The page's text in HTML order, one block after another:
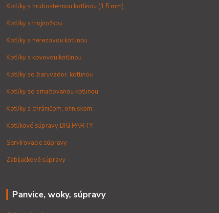
Kotlíky s hrubostennou kotlinou (1,5 mm)
Kotlíky s trojnožkou
Kotlíky s nerezovou kotlinou
Kotlíky s kovovou kotlinou
Kotlíky so žiaruvzdor. kotlinou
Kotlíky so smaltovanou kotlinou
Kotlíky s chráničom, ohniskom
Kotlíkové súpravy BIG PARTY
Servírovacie súpravy
Zabíjačkové súpravy
Panvice, woky, súpravy